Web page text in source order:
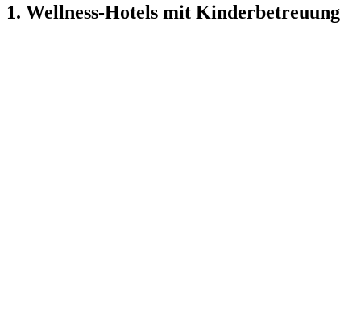
1. Wellness-Hotels mit Kinderbetreuung